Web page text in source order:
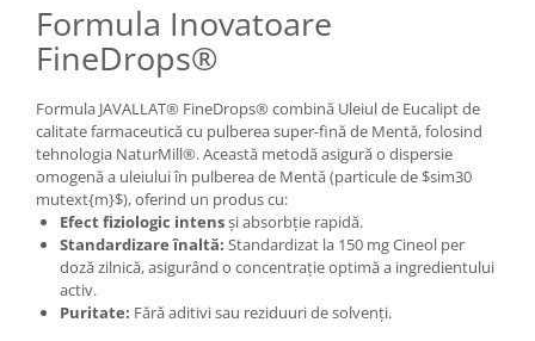
Formula Inovatoare
FineDrops®
Formula JAVALLAT® FineDrops® combină Uleiul de Eucalipt de
calitate farmaceutică cu pulberea super-fină de Mentă, folosind
tehnologia NaturMill®. Această metodă asigură o dispersie
omogenă a uleiului în pulberea de Mentă (particule de $sim30
mutext{m}$), oferind un produs cu:
Efect fiziologic intensși absorbție rapidă.
Standardizare înaltă: Standardizat la 150 mg Cineol per
doză zilnică, asigurând o concentrație optimă a ingredientului
activ.
Puritate: Fără aditivi sau reziduuri de solvenți.